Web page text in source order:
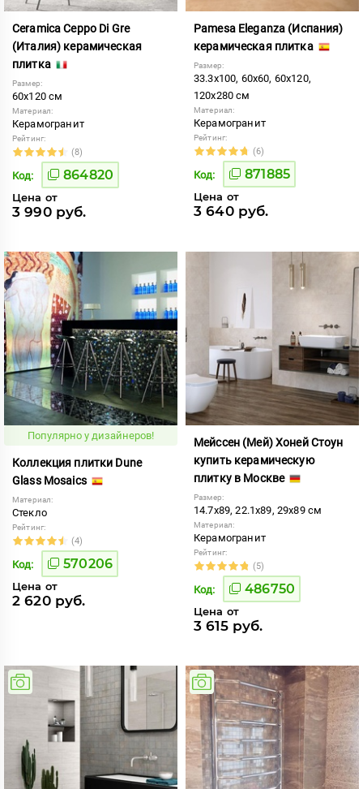
Ceramica Ceppo Di Gre
(Италия) керамическая
плитка
Размер:
60x120 см
Материал:
Керамогранит
Рейтинг:
(8)
Код: 864820
Цена от
3 990 руб.
Pamesa Eleganza (Испания)
керамическая плитка
Размер:
33.3x100, 60x60, 60x120,
120x280 см
Материал:
Керамогранит
Рейтинг:
(6)
Код: 871885
Цена от
3 640 руб.
Популярно у дизайнеров!
Коллекция плитки Dune
Glass Mosaics
Материал:
Стекло
Рейтинг:
(4)
Код: 570206
Цена от
2 620 руб.
Мейссен (Мей) Хоней Стоун
купить керамическую
плитку в Москве
Размер:
14.7x89, 22.1x89, 29x89 см
Материал:
Керамогранит
Рейтинг:
(5)
Код: 486750
Цена от
3 615 руб.